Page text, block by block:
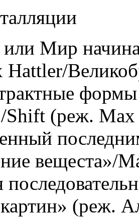
Мир
Shift (реж.
вещеста»/
(реж.